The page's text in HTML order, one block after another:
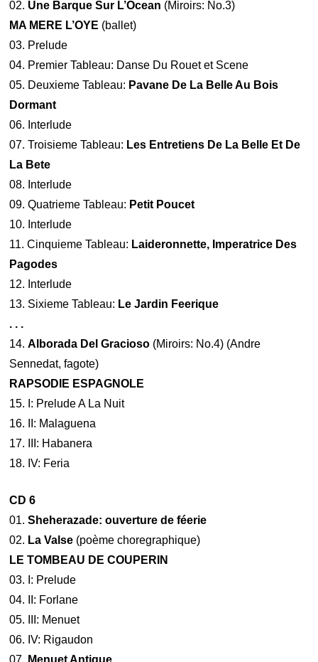
02. Une Barque Sur L’Ocean (Miroirs: No.3)
MA MERE L’OYE (ballet)
03. Prelude
04. Premier Tableau: Danse Du Rouet et Scene
05. Deuxieme Tableau: Pavane De La Belle Au Bois
Dormant
06. Interlude
07. Troisieme Tableau: Les Entretiens De La Belle Et De
La Bete
08. Interlude
09. Quatrieme Tableau: Petit Poucet
10. Interlude
11. Cinquieme Tableau: Laideronnette, Imperatrice Des
Pagodes
12. Interlude
13. Sixieme Tableau: Le Jardin Feerique
. . .
14.Alborada Del Gracioso (Miroirs: No.4) (Andre
Sennedat, fagote)
RAPSODIE ESPAGNOLE
15. I: Prelude A La Nuit
16. II: Malaguena
17. III: Habanera
18. IV: Feria
CD 6
01.Sheherazade: ouverture de féerie
02. La Valse (poème choregraphique)
LE TOMBEAU DE COUPERIN
03. I: Prelude
04. II: Forlane
05. III: Menuet
06. IV: Rigaudon
07. Menuet Antique